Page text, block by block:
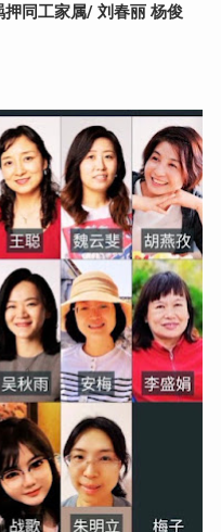
押同工家属/ 刘春丽 杨俊